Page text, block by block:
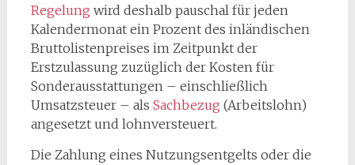
Regelung wird deshalb pauschal für jeden
Kalendermonat ein Prozent des inländischen
Bruttolistenpreises im Zeitpunkt der
Erstzulassung zuzüglich der Kosten für
Sonderausstattungen – einschließlich
Umsatzsteuer – als Sachbezug (Arbeitslohn)
angesetzt und lohnversteuert.
Die Zahlung eines Nutzungsentgelts oder die